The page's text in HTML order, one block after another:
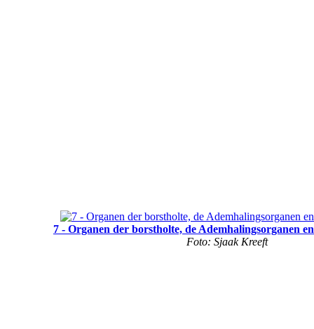
7 - Organen der borstholte, de Ademhalingsorganen
Foto: Sjaak Kreeft